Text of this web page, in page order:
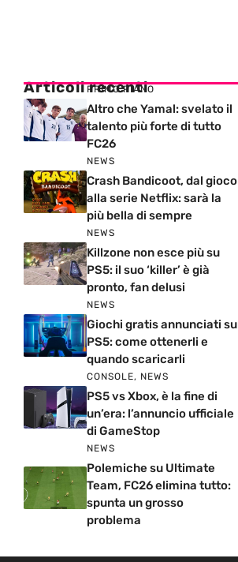
Articoli recenti
PRIMO PIANO
Altro che Yamal: svelato il
talento più forte di tutto
FC26
NEWS
Crash Bandicoot, dal gioco
alla serie Netflix: sarà la
più bella di sempre
NEWS
Killzone non esce più su
PS5: il suo ‘killer’ è già
pronto, fan delusi
NEWS
Giochi gratis annunciati su
PS5: come ottenerli e
quando scaricarli
CONSOLE, NEWS
PS5 vs Xbox, è la fine di
un’era: l’annuncio ufficiale
di GameStop
NEWS
Polemiche su Ultimate
Team, FC26 elimina tutto:
spunta un grosso
problema